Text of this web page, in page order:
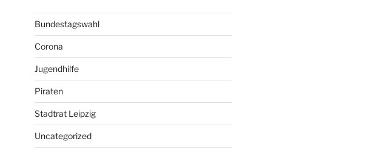
Bundestagswahl
Corona
Jugendhilfe
Piraten
Stadtrat Leipzig
Uncategorized